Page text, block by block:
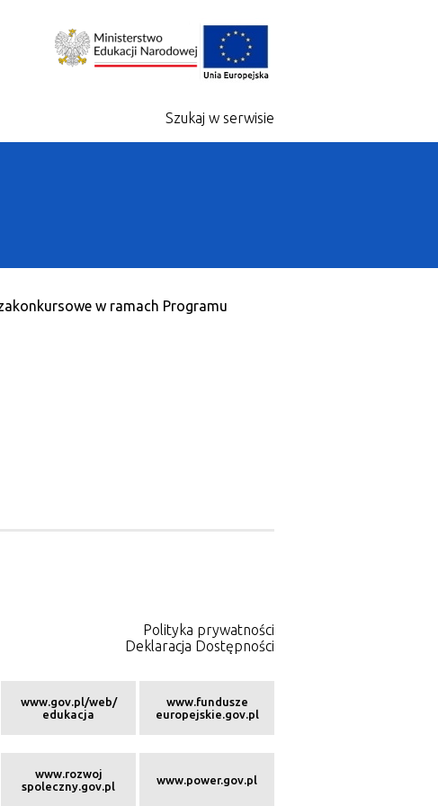
Szukaj w serwisie
w ramach Programu
Polityka prywatności
Deklaracja Dostępności
www.gov.pl/web/
edukacja
www.fundusze
europejskie.gov.pl
www.rozwoj
spoleczny.gov.pl
www.power.gov.pl